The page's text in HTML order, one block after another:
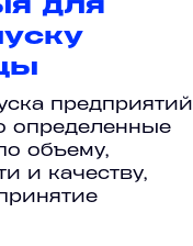
предприятий
определенные
объему,
и качеству,